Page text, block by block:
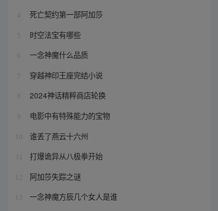
4 死亡契约第一部阿加莎
5 时空法宝有哪些
6 一念神魔什么品质
7 穿越神印王座完结小说
8 2024神话精粹商店轮换
9 电影中有特殊能力的宝物
10 谁丢了燕云十六州
打爆诡异从八极拳开始
12 阿加莎失踪之谜
13 一念神魔方辰几个女人是谁